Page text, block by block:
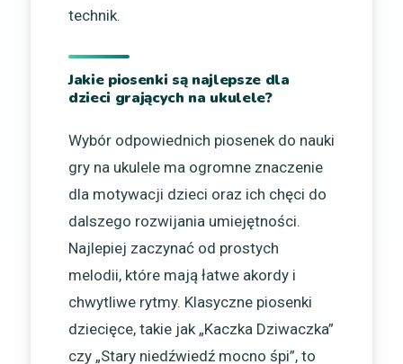
technik.
Jakie piosenki są najlepsze dla
dzieci grających na ukulele?
Wybór odpowiednich piosenek do nauki
gry na ukulele ma ogromne znaczenie
dla motywacji dzieci oraz ich chęci do
dalszego rozwijania umiejętności.
Najlepiej zaczynać od prostych
melodii, które mają łatwe akordy i
chwytliwe rytmy. Klasyczne piosenki
dziecięce, takie jak „Kaczka Dziwaczka”
czy „Stary niedźwiedź mocno śpi”, to